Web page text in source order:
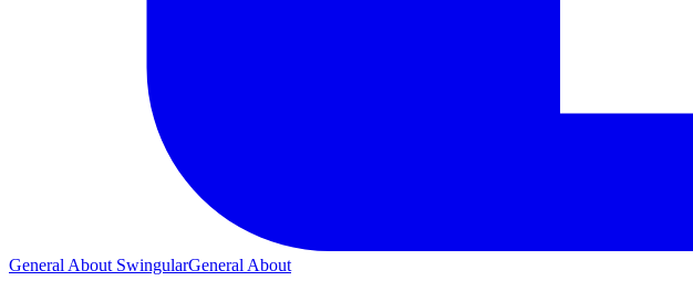
General About SwingularGeneral About